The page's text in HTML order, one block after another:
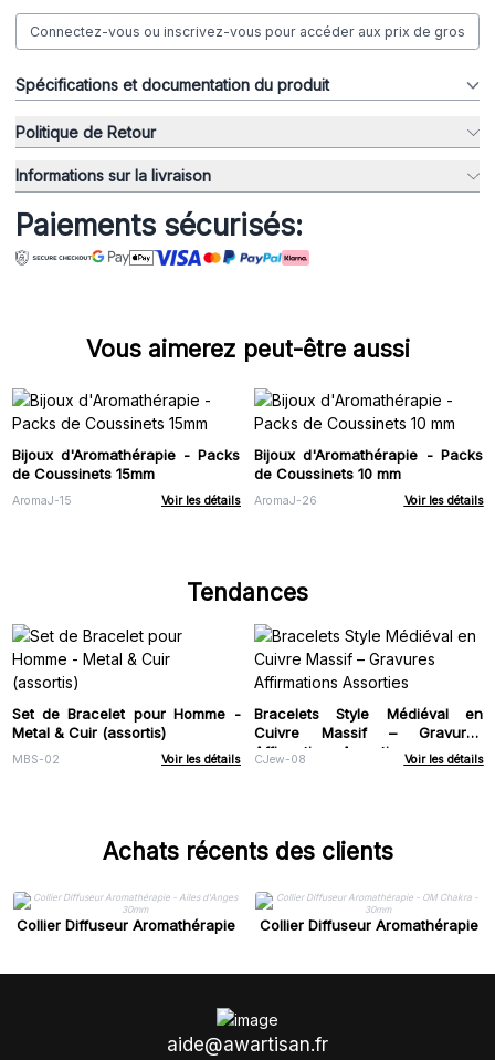
Connectez-vous ou inscrivez-vous pour accéder aux prix de gros
Spécifications et documentation du produit
Politique de Retour
Informations sur la livraison
Paiements sécurisés:
Vous aimerez peut-être aussi
Bijoux d'Aromathérapie - Packs
de Coussinets 15mm
AromaJ-15 Voir les détails
Bijoux d'Aromathérapie - Packs
de Coussinets 10 mm
AromaJ-26 Voir les détails
Tendances
Set de Bracelet pour Homme -
Metal & Cuir (assortis)
MBS-02 Voir les détails
Bracelets Style Médiéval en
Cuivre Massif – Gravures
Affirmations Assorties
CJew-08 Voir les détails
Achats récents des clients
Collier Diffuseur Aromathérapie
Collier Diffuseur Aromathérapie
aide@awartisan.fr